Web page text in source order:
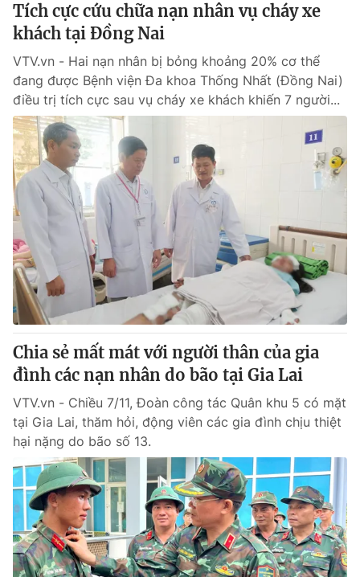
Góc doanh nghiệp
Truyền hình
Hậu trường
Nhân vật
Khán giả
Giải sao mai
Giải trí
Điện ảnh
Âm nhạc
Sao
Đời sống
Du lịch
Làm đẹp
Chất lượng cuộc sống
Giáo dục
Tuyển sinh
Học trực tuyến
Công nghệ
Hitech Công nghệ tương lai
Sản phẩm
Thị trường
Tư vấn
Giao lưu trực tuyến
Lịch phát sóng
Chuyên mục khác
Emagazine Podcast
Photo Infographic
Video Shorts video
VTV Money VTV Thể thao
VTV Sức khoẻ Bất động sản
Tích cực cứu chữa nạn nhân vụ cháy xe
khách tại Đồng Nai
VTV.vn - Hai nạn nhân bị bỏng khoảng 20% cơ thể
đang được Bệnh viện Đa khoa Thống Nhất (Đồng Nai)
điều trị tích cực sau vụ cháy xe khách khiến 7 người...
Chia sẻ mất mát với người thân của gia
đình các nạn nhân do bão tại Gia Lai
VTV.vn - Chiều 7/11, Đoàn công tác Quân khu 5 có mặt
tại Gia Lai, thăm hỏi, động viên các gia đình chịu thiệt
hại nặng do bão số 13.